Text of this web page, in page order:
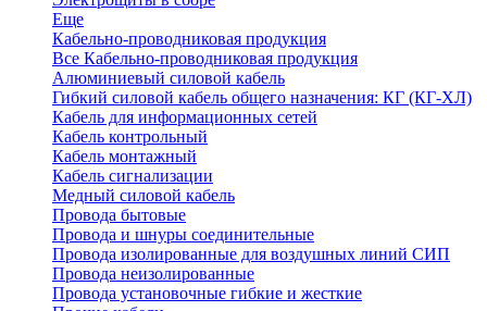
Еще
Кабельно-проводниковая продукция
Все Кабельно-проводниковая продукция
Алюминиевый силовой кабель
Гибкий силовой кабель общего назначения: КГ (КГ-ХЛ)
Кабель для информационных сетей
Кабель контрольный
Кабель монтажный
Кабель сигнализации
Медный силовой кабель
Провода бытовые
Провода и шнуры соединительные
Провода изолированные для воздушных линий СИП
Провода неизолированные
Провода установочные гибкие и жесткие